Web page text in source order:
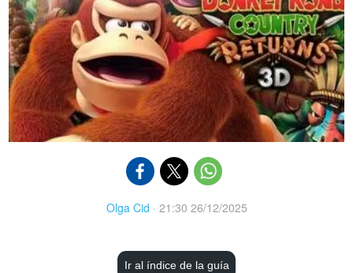
Olga Cid · 21:30 26/12/2025
Ir al índice de la guía